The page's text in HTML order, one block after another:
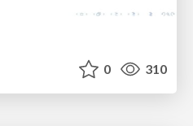
0 310